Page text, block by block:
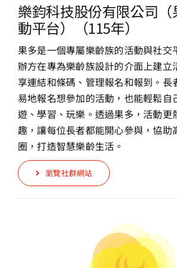
樂鈞科技股份有限公司
動平台）（115年）
果多是一個專屬樂齡族的活動與社交
辦方在專為樂齡族設計的介面上建立
享連結和條碼、管理報名和報到。長
易地報名想參加的活動，也能輕鬆自
遊、學習、玩樂。透過果多，活動更
趣，讓每位長者都能開心參與，協助
圈，打造智慧樂齡生活。
瀏覽社群網站